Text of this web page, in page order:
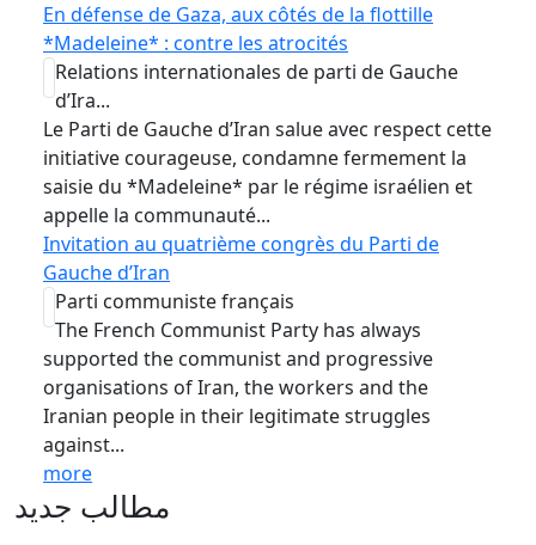
En défense de Gaza, aux côtés de la flottille
*Madeleine* : contre les atrocités
Relations internationales de parti de Gauche
d’Ira...
Le Parti de Gauche d’Iran salue avec respect cette
initiative courageuse, condamne fermement la
saisie du *Madeleine* par le régime israélien et
appelle la communauté...
Invitation au quatrième congrès du Parti de
Gauche d’Iran
Parti communiste français
The French Communist Party has always
supported the communist and progressive
organisations of Iran, the workers and the
Iranian people in their legitimate struggles
against...
more
مطالب جدید